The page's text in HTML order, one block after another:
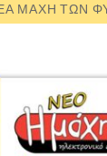
ΜΑΧΗ ΤΩΝ